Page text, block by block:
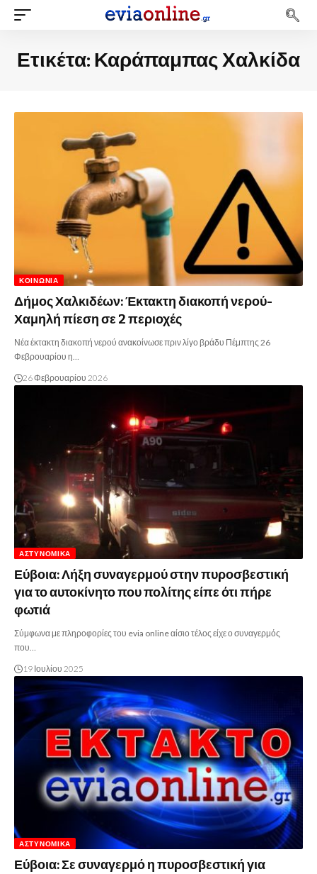
Ετικέτα: Καράπαμπας Χαλκίδα
ΚΟΙΝΩΝΊΑ
Δήμος Χαλκιδέων: Έκτακτη διακοπή νερού-
Χαμηλή πίεση σε 2 περιοχές
Νέα έκτακτη διακοπή νερού ανακοίνωσε πριν λίγο βράδυ Πέμπτης 26
Φεβρουαρίου η…
26 Φεβρουαρίου 2026
ΑΣΤΥΝΟΜΙΚΆ
Εύβοια: Λήξη συναγερμού στην πυροσβεστική
για το αυτοκίνητο που πολίτης είπε ότι πήρε
φωτιά
Σύμφωνα με πληροφορίες του evia online αίσιο τέλος είχε ο συναγερμός
που…
19 Ιουλίου 2025
ΑΣΤΥΝΟΜΙΚΆ
Εύβοια: Σε συναγερμό η πυροσβεστική για